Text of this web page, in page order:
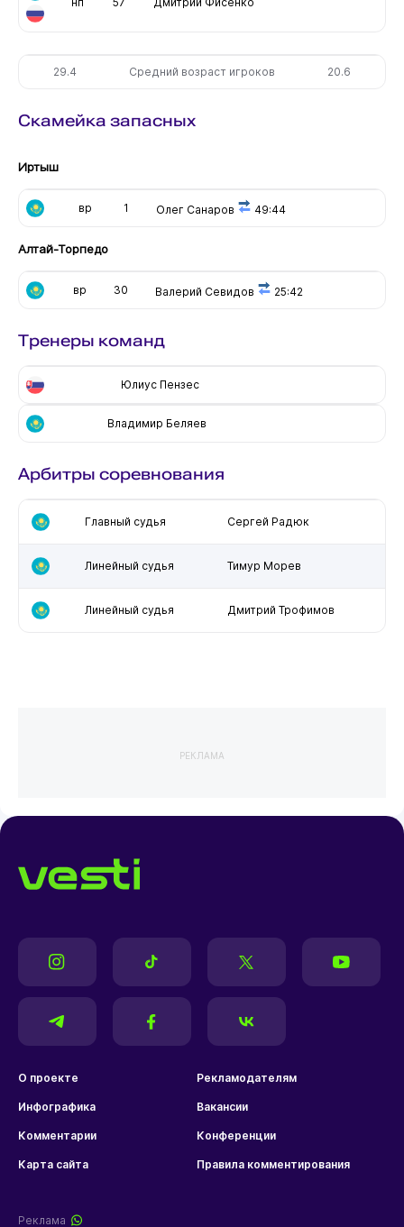
29.4 Средний возраст игроков 20.6
Скамейка запасных
Иртыш
вр 1 Олег Санаров 49:44
Алтай-Торпедо
вр 30 Валерий Севидов 25:42
Тренеры команд
Юлиус Пензес
Владимир Беляев
Арбитры соревнования
Главный судья Сергей Радюк
Линейный судья Тимур Морев
Линейный судья Дмитрий Трофимов
РЕКЛАМА
О проекте Рекламодателям
Инфографика Вакансии
Комментарии Конференции
Карта сайта Правила комментирования
Реклама